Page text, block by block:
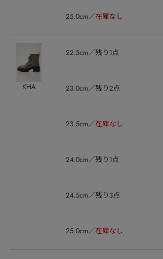
25.0cm 在庫なし
KHA
22.5cm 残り1点
23.0cm 残り2点
23.5cm 在庫なし
24.0cm 残り1点
24.5cm 残り3点
25.0cm 在庫なし